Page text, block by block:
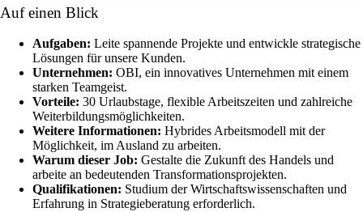
Auf einen Blick
Aufgaben: Leite spannende Projekte und entwickle strategische
Lösungen für unsere Kunden.
Unternehmen: OBI, ein innovatives Unternehmen mit einem
starken Teamgeist.
Vorteile: 30 Urlaubstage, flexible Arbeitszeiten und zahlreiche
Weiterbildungsmöglichkeiten.
Weitere Informationen: Hybrides Arbeitsmodell mit der
Möglichkeit, im Ausland zu arbeiten.
Warum dieser Job: Gestalte die Zukunft des Handels und
arbeite an bedeutenden Transformationsprojekten.
Qualifikationen: Studium der Wirtschaftswissenschaften und
Erfahrung in Strategieberatung erforderlich.